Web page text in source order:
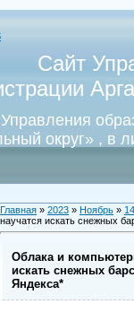
Сайт
округ» , в
Главная » 2023 » Ноябрь » 14
научатся искать снежных
Облака и
искать снежных
Яндекса*